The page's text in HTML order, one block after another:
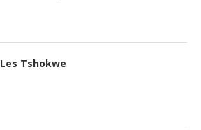
Les Tshokwe